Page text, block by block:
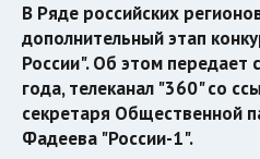
В Ряде российских
дополнительный этап
России". Об этом передает
года, телеканал "360" со
секретаря Общественной
Фадеева "России-1".